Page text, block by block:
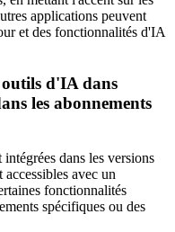
applications peuvent
et des fonctionnalités d'IA
outils d'IA dans
les abonnements
dans les versions
avec un
fonctionnalités
spécifiques ou des